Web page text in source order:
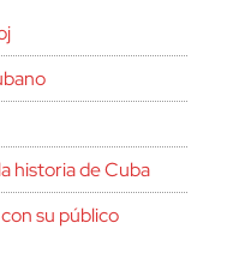
historia de Cuba
su público